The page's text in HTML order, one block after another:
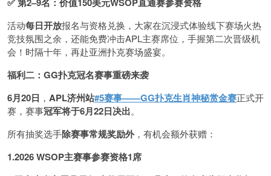
活动每日开放报名与资格兑换，大家在沉浸式体验线下赛场火热
竞技氛围之余，还能免费冲击APL主赛席位，手握第二次晋级机
会！时隔十年，再赴亚洲扑克赛场盛宴。
福利二：GG扑克冠名赛事重磅来袭
6月20日 ， APL济州站#5赛事——GG扑克生肖神秘赏金赛正式开
赛，赛事冠军将于6月22日决出。
所有抽奖选手除赛事常规奖励外，有机会额外获赠：
1.2026 WSOP主赛事参赛资格1席